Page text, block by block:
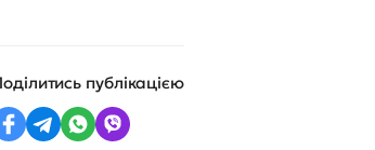
публікацією